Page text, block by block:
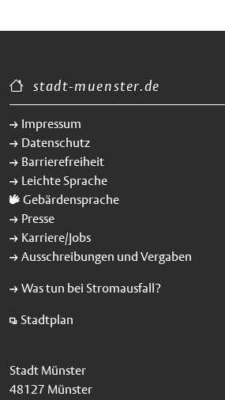
stadt-muenster.de
Impressum
Datenschutz
Barrierefreiheit
Leichte Sprache
Gebärdensprache
Presse
Karriere/Jobs
Ausschreibungen und Vergaben
Was tun bei Stromausfall?
Stadtplan
Stadt Münster
48127 Münster